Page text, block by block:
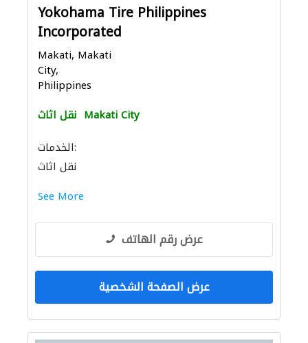
Yokohama Tire Philippines
Incorporated
Makati, Makati
City,
Philippines
نقل اثاث Makati City
الخدمات:
نقل اثاث
See More
عرض رقم الهاتف
عرض الصفحة الشخصية